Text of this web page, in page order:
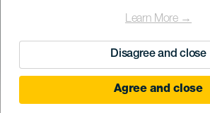
Learn More →
Disagree and close
Agree and close
March 2027